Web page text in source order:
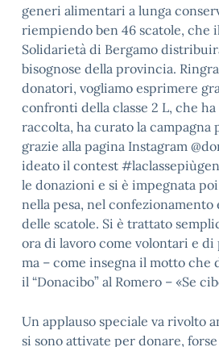
generi alimentari a lunga
riempiendo ben 46 scatole, che
Solidarietà di Bergamo
bisognose della provincia.
donatori, vogliamo esprimere
confronti della classe 2 L, che
raccolta, ha curato la campagna
grazie alla pagina Instagram
ideato il contest
le donazioni e si è impegnata
nella pesa, nel
delle scatole. Si è trattato
ora di lavoro come volontari e
ma – come insegna il motto che
il “Donacibo” al Romero – «Se
Un applauso speciale va rivolto
si sono attivate per donare,